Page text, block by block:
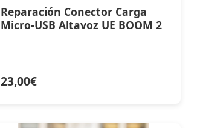
Reparación Conector Carga
Micro-USB Altavoz UE BOOM 2
23,00€